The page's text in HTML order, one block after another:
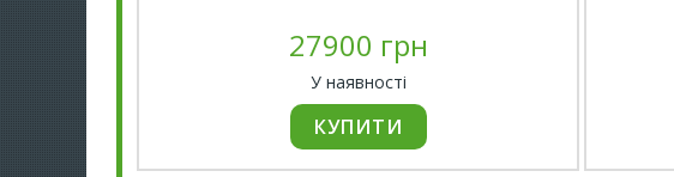
27900 грн
У наявності